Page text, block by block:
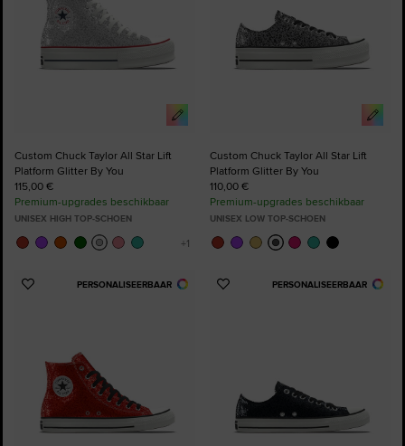
Custom Chuck Taylor All Star Lift
Platform Glitter By You
115,00 €
Premium-upgrades beschikbaar
UNISEX HIGH TOP-SCHOEN
Custom Chuck Taylor All Star Lift
Platform Glitter By You
110,00 €
Premium-upgrades beschikbaar
UNISEX LOW TOP-SCHOEN
PERSONALISEERBAAR
Voeg
PERSONALISEERBAAR
Voeg